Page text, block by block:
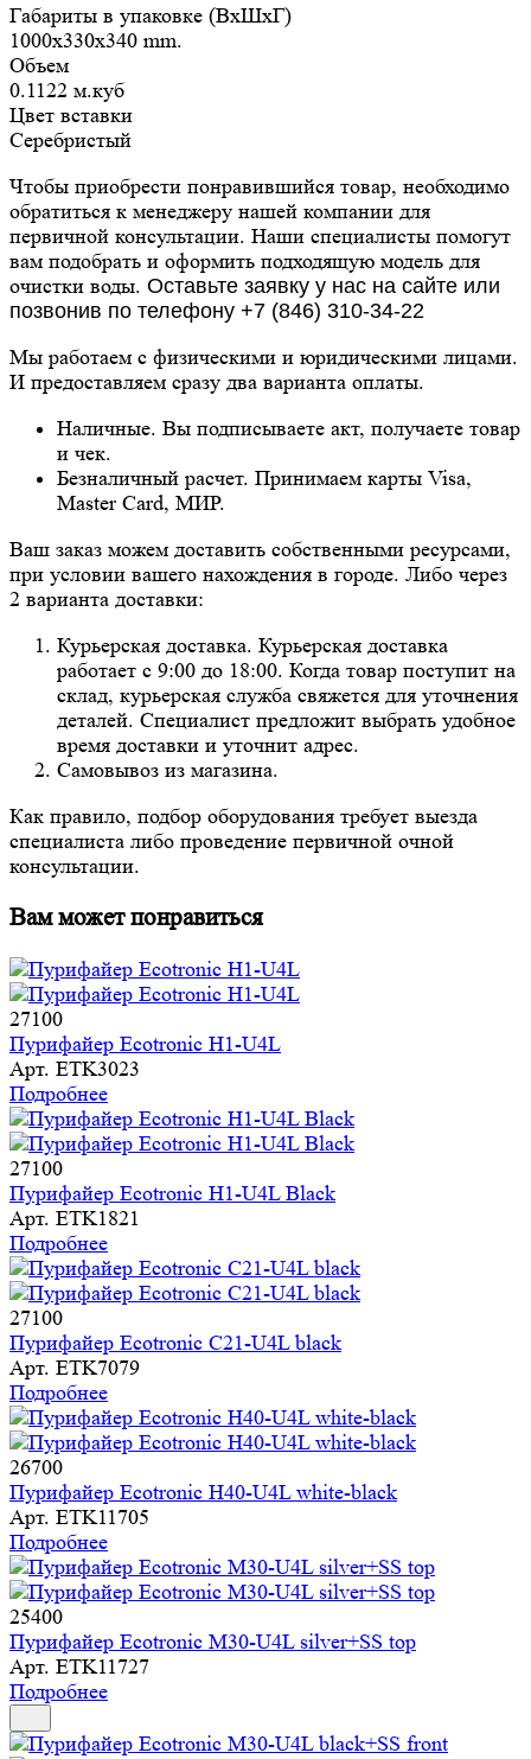
Габариты в упаковке (ВxШxГ)
1000x330x340 mm.
Объем
0.1122 м.куб
Цвет вставки
Серебристый
Чтобы приобрести понравившийся товар, необходимо
обратиться к менеджеру нашей компании для
первичной консультации. Наши специалисты помогут
вам подобрать и оформить подходящую модель для
очистки воды. Оставьте заявку у нас на сайте или
позвонив по телефону +7 (846) 310-34-22
Мы работаем с физическими и юридическими лицами.
И предоставляем сразу два варианта оплаты.
Наличные. Вы подписываете акт, получаете товар
и чек.
Безналичный расчет. Принимаем карты Visa,
Master Card, МИР.
Ваш заказ можем доставить собственными ресурсами,
при условии вашего нахождения в городе. Либо через
2 варианта доставки:
Курьерская доставка. Курьерская доставка
работает с 9:00 до 18:00. Когда товар поступит на
склад, курьерская служба свяжется для уточнения
деталей. Специалист предложит выбрать удобное
время доставки и уточнит адрес.
Самовывоз из магазина.
Как правило, подбор оборудования требует выезда
специалиста либо проведение первичной очной
консультации.
Вам может понравиться
27100
Пурифайер Ecotronic H1-U4L
Арт. ETK3023
Подробнее
27100
Пурифайер Ecotronic H1-U4L Black
Арт. ETK1821
Подробнее
27100
Пурифайер Ecotronic C21-U4L black
Арт. ETK7079
Подробнее
26700
Пурифайер Ecotronic H40-U4L white-black
Арт. ETK11705
Подробнее
25400
Пурифайер Ecotronic M30-U4L silver+SS top
Арт. ETK11727
Подробнее